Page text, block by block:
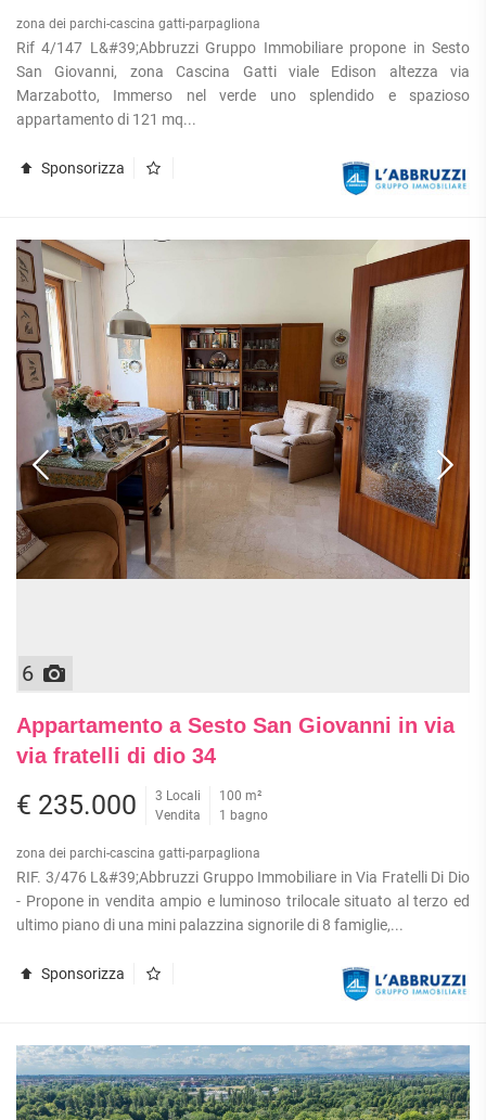
zona dei parchi-cascina gatti-parpagliona
Rif 4/147 L&#39;Abbruzzi Gruppo Immobiliare propone in Sesto
San Giovanni, zona Cascina Gatti viale Edison altezza via
Marzabotto, Immerso nel verde uno splendido e spazioso
appartamento di 121 mq...
Sponsorizza
6
Appartamento a Sesto San Giovanni in via
via fratelli di dio 34
€ 235.000
3 Locali
Vendita
100 m²
1 bagno
zona dei parchi-cascina gatti-parpagliona
RIF. 3/476 L&#39;Abbruzzi Gruppo Immobiliare in Via Fratelli Di Dio
- Propone in vendita ampio e luminoso trilocale situato al terzo ed
ultimo piano di una mini palazzina signorile di 8 famiglie,...
Sponsorizza